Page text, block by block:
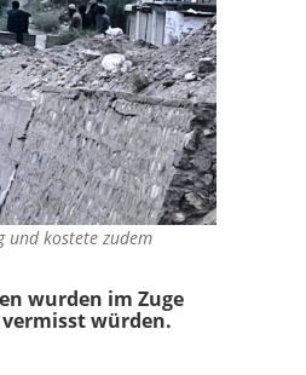
und kostete zudem
wurden im Zuge
würden.